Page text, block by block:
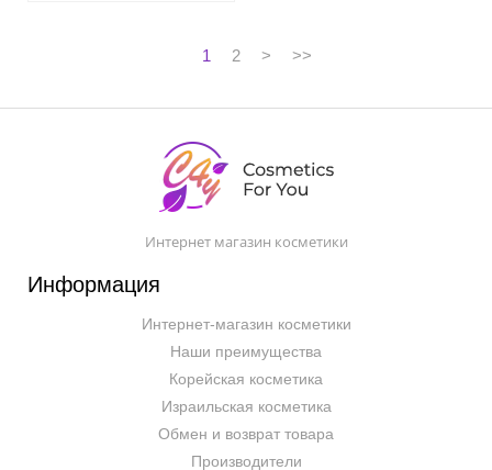
1 2 > >>
Интернет магазин косметики
Информация
Интернет-магазин косметики
Наши преимущества
Корейская косметика
Израильская косметика
Обмен и возврат товара
Производители